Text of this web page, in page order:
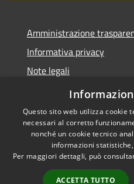
Amministrazione
Informativa privacy
Note legali
Dichiarazione di
Accessibilità
Questo sito web utilizza cookie
necessari al corretto
nonché un cookie tecnico
informazioni
Per maggiori dettagli, può
ACCETTA TUTTO